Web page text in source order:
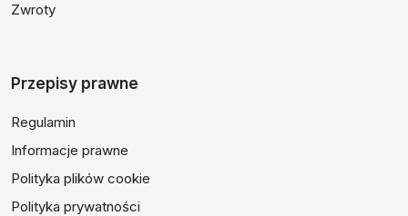
Zwroty
Przepisy prawne
Regulamin
Informacje prawne
Polityka plików cookie
Polityka prywatności